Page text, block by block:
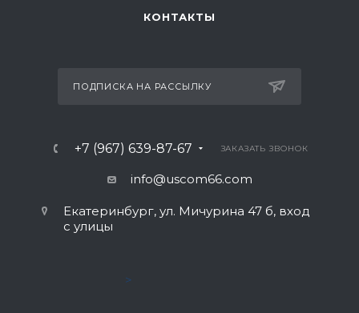
КОНТАКТЫ
ПОДПИСКА НА РАССЫЛКУ
+7 (967) 639-87-67 ЗАКАЗАТЬ ЗВОНОК
info@uscom66.com
Екатеринбург, ул. Мичурина 47 б, вход
с улицы
>